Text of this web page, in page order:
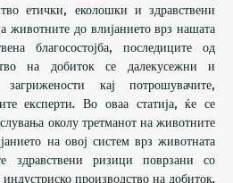
етички, еколошки и здравствени
животните до влијанието врз нашата
благосостојба, последиците од
на добиток се далекусежни и
кај потрошувачите,
експерти. Во оваа статија, ќе се
околу третманот на животните
на овој систем врз животната
здравствени ризици поврзани со
производство на добиток.